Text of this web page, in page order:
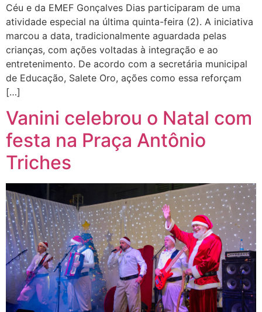
Céu e da EMEF Gonçalves Dias participaram de uma
atividade especial na última quinta-feira (2). A iniciativa
marcou a data, tradicionalmente aguardada pelas
crianças, com ações voltadas à integração e ao
entretenimento. De acordo com a secretária municipal
de Educação, Salete Oro, ações como essa reforçam
[…]
Vanini celebrou o Natal com
festa na Praça Antônio
Triches